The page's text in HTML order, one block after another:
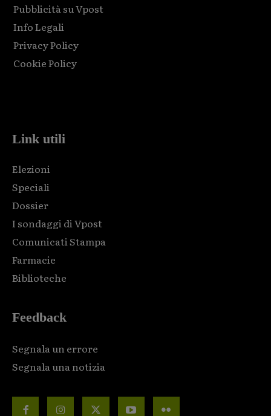
Pubblicità su Vpost
Info Legali
Privacy Policy
Cookie Policy
Link utili
Elezioni
Speciali
Dossier
I sondaggi di Vpost
Comunicati Stampa
Farmacie
Biblioteche
Feedback
Segnala un errore
Segnala una notizia